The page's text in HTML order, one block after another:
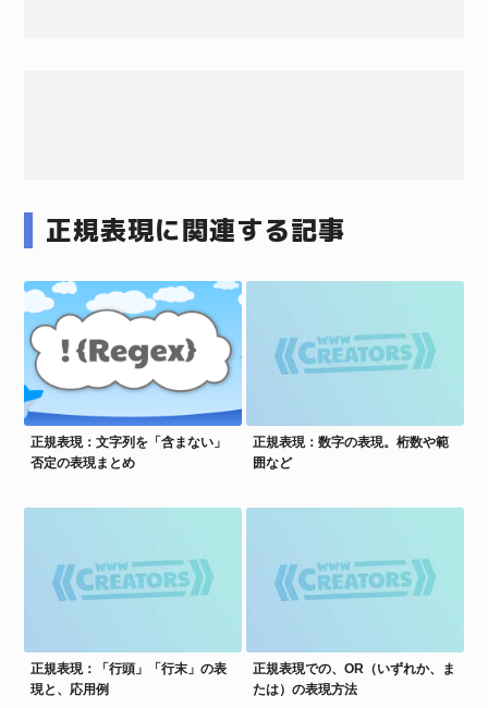
正規表現に関連する記事
正規表現：文字列を「含まない」
否定の表現まとめ
正規表現：数字の表現。桁数や範
囲など
正規表現：「行頭」「行末」の表
現と、応用例
正規表現での、OR（いずれか、ま
たは）の表現方法